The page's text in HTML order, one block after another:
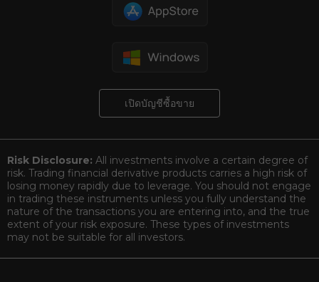
เปิดบัญชีซื้อขาย
Risk Disclosure: All investments involve a certain degree of
risk. Trading financial derivative products carries a high risk of
losing money rapidly due to leverage. You should not engage
in trading these instruments unless you fully understand the
nature of the transactions you are entering into, and the true
extent of your risk exposure. These types of investments
may not be suitable for all investors.